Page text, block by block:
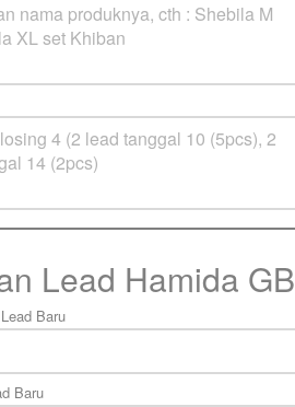
Lead Hamida GB
Baru
Baru